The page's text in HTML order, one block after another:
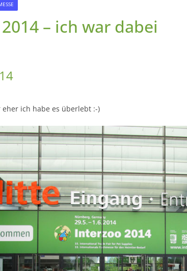
– ich war dabei
ich habe es überlebt :-)